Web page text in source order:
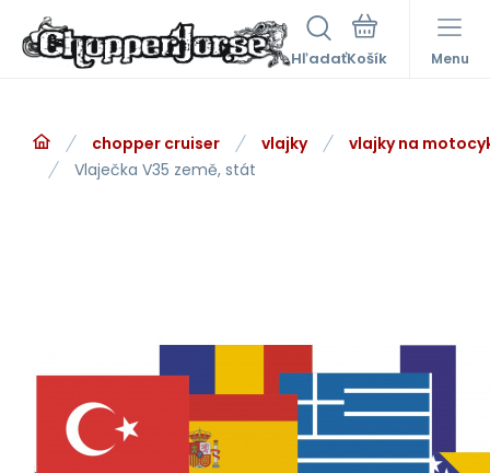
Hľadať Menu
chopper cruiser vlajky
vlajky na
Vlaječka V35 země, stát